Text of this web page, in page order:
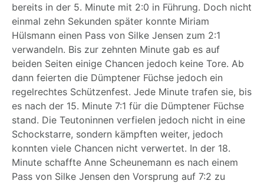
bereits in der 5. Minute mit 2:0 in Führung. Doch nicht
einmal zehn Sekunden später konnte Miriam
Hülsmann einen Pass von Silke Jensen zum 2:1
verwandeln. Bis zur zehnten Minute gab es auf
beiden Seiten einige Chancen jedoch keine Tore. Ab
dann feierten die Dümptener Füchse jedoch ein
regelrechtes Schützenfest. Jede Minute trafen sie, bis
es nach der 15. Minute 7:1 für die Dümptener Füchse
stand. Die Teutoninnen verfielen jedoch nicht in eine
Schockstarre, sondern kämpften weiter, jedoch
konnten viele Chancen nicht verwertet. In der 18.
Minute schaffte Anne Scheunemann es nach einem
Pass von Silke Jensen den Vorsprung auf 7:2 zu